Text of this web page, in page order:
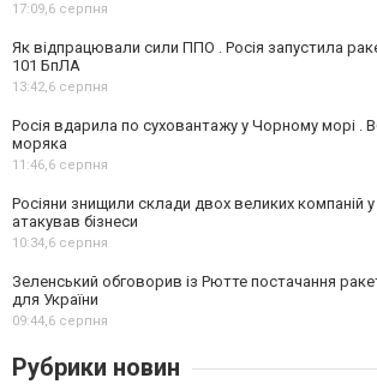
17:09,6 серпня
Як відпрацювали сили ППО . Росія запустила
101 БпЛА
13:42,6 серпня
Росія вдарила по суховантажу у Чорному морі .
моряка
11:46,6 серпня
Росіяни знищили склади двох великих компаній
атакував бізнеси
10:34,6 серпня
Зеленський обговорив із Рютте постачання
для України
09:44,6 серпня
Рубрики новин